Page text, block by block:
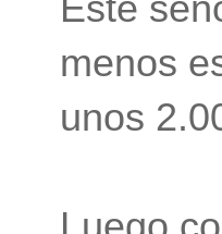
Este
menos
unos